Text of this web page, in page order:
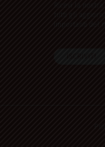
Ricevi la
tutti gli
importanti del
ISCRIVITI